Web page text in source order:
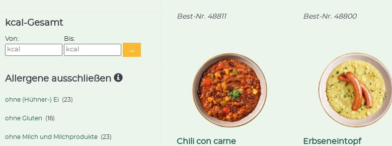
kcal-Gesamt
Von: Bis:
→
Allergene ausschließen
ohne (Hühner-) Ei (23)
ohne Gluten (16)
ohne Milch und Milchprodukte (23)
Best-Nr. 48811 Best-Nr. 48800
Chili con carne Erbseneintopf